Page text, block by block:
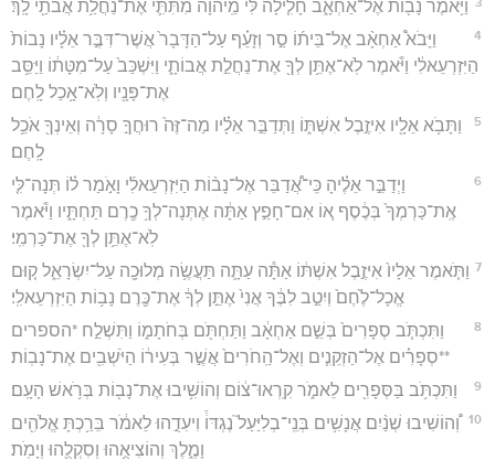
וַיֹּ֥אמֶר נָב֖וֹת אֶל־אַחְאָ֑ב חָלִ֤ילָה לִּי֙ מֵֽיהוָ֔ה מִתִּתִּ֛י אֶת־נַחֲלַ֥ת אֲבֹתַ֖י לָֽךְ׃
4
וַיָּבֹא֩ אַחְאָ֨ב אֶל־בֵּית֜וֹ סַ֣ר וְזָעֵ֗ף עַל־הַדָּבָר֙ אֲשֶׁר־דִּבֶּ֣ר אֵלָ֗יו נָבוֹת֙
הַיִּזְרְעֵאלִ֔י וַיֹּ֕אמֶר לֹֽא־אֶתֵּ֥ן לְךָ֖ אֶת־נַחֲלַ֣ת אֲבוֹתָ֑י וַיִּשְׁכַּב֙ עַל־מִטָּת֔וֹ וַיַּסֵּ֥ב
אֶת־פָּנָ֖יו וְלֹֽא־אָ֥כַל לָֽחֶם׃
5
וַתָּבֹ֥א אֵלָ֖יו אִיזֶ֣בֶל אִשְׁתּ֑וֹ וַתְּדַבֵּ֣ר אֵלָ֗יו מַה־זֶּה֙ רוּחֲךָ֣ סָרָ֔ה וְאֵינְךָ֖ אֹכֵ֥ל
לָֽחֶם׃
6
וַיְדַבֵּ֣ר אֵלֶ֗יהָ כִּֽי־אֲ֠דַבֵּר אֶל־נָב֨וֹת הַיִּזְרְעֵאלִ֜י וָאֹ֣מַר ל֗וֹ תְּנָה־לִּ֤י
אֶֽת־כַּרְמְךָ֙ בְּכֶ֔סֶף א֚וֹ אִם־חָפֵ֣ץ אַתָּ֔ה אֶתְּנָה־לְךָ֥ כֶ֖רֶם תַּחְתָּ֑יו וַיֹּ֕אמֶר
לֹֽא־אֶתֵּ֥ן לְךָ֖ אֶת־כַּרְמִֽי׃
7 וַתֹּ֤אמֶר אֵלָיו֙ אִיזֶ֣בֶל אִשְׁתּ֔וֹ אַתָּ֕ה עַתָּ֛ה תַּעֲשֶׂ֥ה מְלוּכָ֖ה עַל־יִשְׂרָאֵ֑ל ק֤וּם
אֱכָל־לֶ֙חֶם֙ וְיִטַ֣ב לִבֶּ֔ךָ אֲנִי֙ אֶתֵּ֣ן לְךָ֔ אֶת־כֶּ֖רֶם נָב֥וֹת הַיִּזְרְעֵאלִֽי׃
8
וַתִּכְתֹּ֤ב סְפָרִים֙ בְּשֵׁ֣ם אַחְאָ֔ב וַתַּחְתֹּ֖ם בְּחֹתָמ֑וֹ וַתִּשְׁלַ֣ח *הספרים
**סְפָרִ֗ים אֶל־הַזְקֵנִ֤ים וְאֶל־הַֽחֹרִים֙ אֲשֶׁ֣ר בְּעִיר֔וֹ הַיֹּשְׁבִ֖ים אֶת־נָבֽוֹת׃
9 וַתִּכְתֹּ֥ב בַּסְּפָרִ֖ים לֵאמֹ֑ר קִֽרְאוּ־צ֔וֹם וְהוֹשִׁ֥יבוּ אֶת־נָב֖וֹת בְּרֹ֥אשׁ הָעָֽם׃
10
וְ֠הוֹשִׁיבוּ שְׁנַ֨יִם אֲנָשִׁ֥ים בְּנֵֽי־בְלִיַּעַל֮ נֶגְדּוֹ֒ וִיעִדֻ֣הוּ לֵאמֹ֔ר בֵּרַ֥כְתָּ אֱלֹהִ֖ים
וָמֶ֑לֶךְ וְהוֹצִיאֻ֥הוּ וְסִקְלֻ֖הוּ וְיָמֹֽת׃